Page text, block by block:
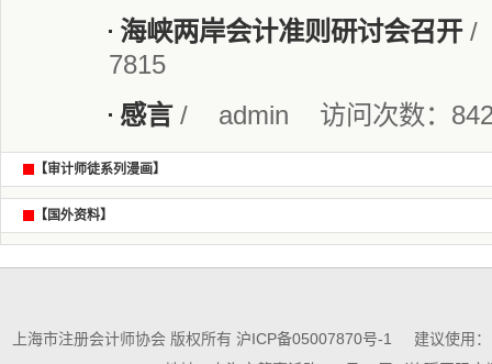
海峡两岸会计准则研讨会召开/
7815
感言/ admin 访问次数：
【审计师徒系列漫画】
【国外资料】
上海市注册会计师协会 版权所有 沪ICP备05007870号-1
建议使用：